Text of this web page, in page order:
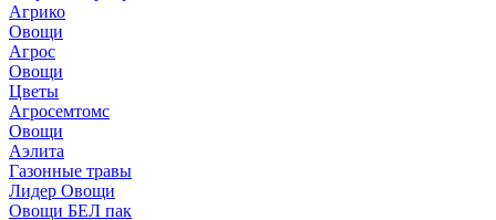
Агрико
Овощи
Агрос
Овощи
Цветы
Агросемтомс
Овощи
Аэлита
Газонные травы
Лидер Овощи
Овощи БЕЛ пак